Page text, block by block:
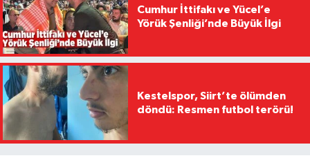
Cumhur İttifakı ve Yücel’e
Yörük Şenliği’nde Büyük İlgi
Kestelspor, Siirt’te ölümden
döndü: Resmen futbol terörü!